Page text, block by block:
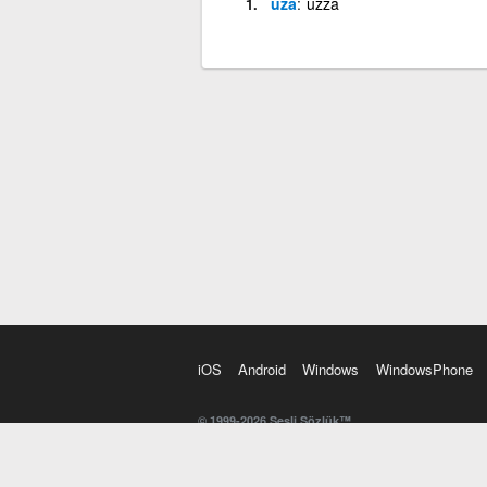
iOS Android Windows WindowsPhone
© 1999-2026 Sesli Sözlük™